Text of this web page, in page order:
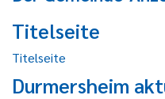
Titelseite
Titelseite
Durmersheim